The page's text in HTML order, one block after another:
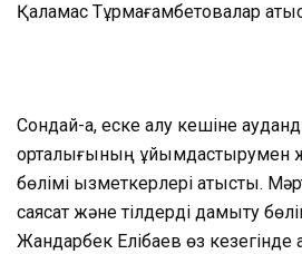
Қаламқас Тұрмағамбетовалар
Сондай-ақ, еске алу кешіне
орталығының ұйымдастырумен
бөлімі қызметкерлері қатысты.
саясат және тілдерді дамыту
Жандарбек Елібаев өз кезегінде